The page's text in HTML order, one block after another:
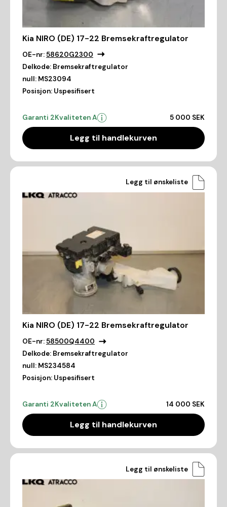
Kia NIRO (DE) 17-22 Bremsekraftregulator
OE-nr:58620G2300
Delkode: Bremsekraftregulator
null: MS23094
Posisjon: Uspesifisert
Garanti 2Kvaliteten A 5 000 SEK
Legg til handlekurven
Legg til ønskeliste
Kia NIRO (DE) 17-22 Bremsekraftregulator
OE-nr:58500Q4400
Delkode: Bremsekraftregulator
null: MS234584
Posisjon: Uspesifisert
Garanti 2Kvaliteten A 14 000 SEK
Legg til handlekurven
Legg til ønskeliste